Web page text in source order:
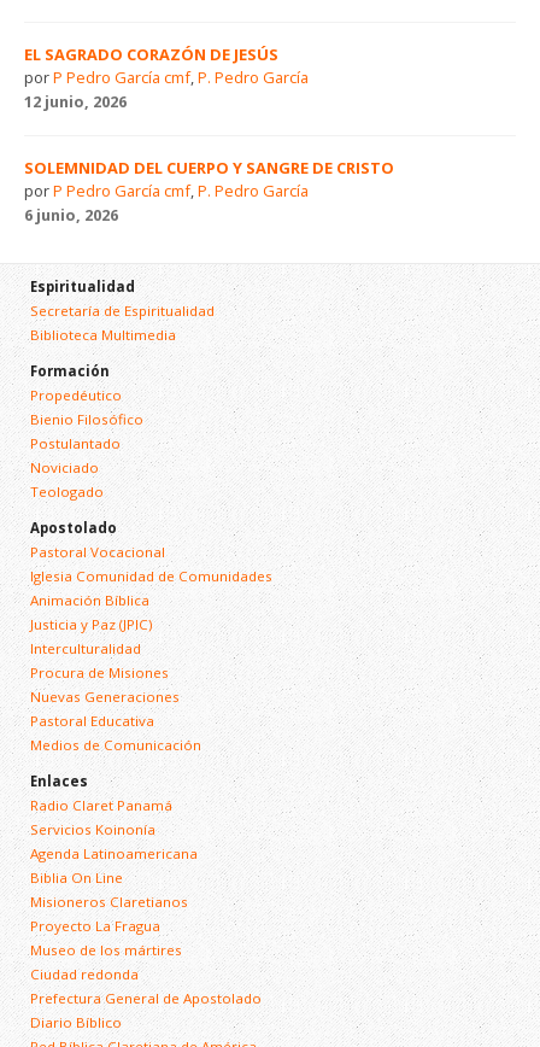
EL SAGRADO CORAZÓN DE JESÚS
porP Pedro García cmf,P. Pedro García
12 junio, 2026
SOLEMNIDAD DEL CUERPO Y SANGRE DE CRISTO
porP Pedro García cmf,P. Pedro García
6 junio, 2026
Espiritualidad
Secretaría de Espiritualidad
Biblioteca Multimedia
Formación
Propedéutico
Bienio Filosófico
Postulantado
Noviciado
Teologado
Apostolado
Pastoral Vocacional
Iglesia Comunidad de Comunidades
Animación Bíblica
Justicia y Paz (JPIC)
Interculturalidad
Procura de Misiones
Nuevas Generaciones
Pastoral Educativa
Medios de Comunicación
Enlaces
Radio Claret Panamá
Servicios Koinonía
Agenda Latinoamericana
Biblia On Line
Misioneros Claretianos
Proyecto La Fragua
Museo de los mártires
Ciudad redonda
Prefectura General de Apostolado
Diario Bíblico